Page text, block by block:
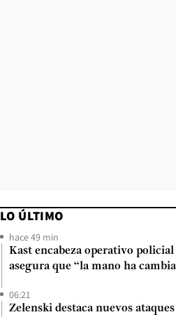
LO ÚLTIMO
hace 49 min
Kast encabeza operativo
asegura que “la mano ha
06:21
Zelenski destaca nuevos